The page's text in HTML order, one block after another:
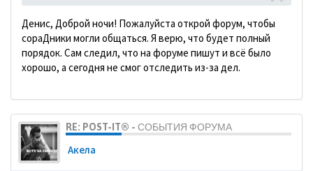
Денис, Доброй ночи! Пожалуйста открой форум, чтобы
сораДники могли общаться. Я верю, что будет полный
порядок. Сам следил, что на форуме пишут и всё было
хорошо, а сегодня не смог отследить из-за дел.
RE: POST-IT® - СОБЫТИЯ ФОРУМА
Акела